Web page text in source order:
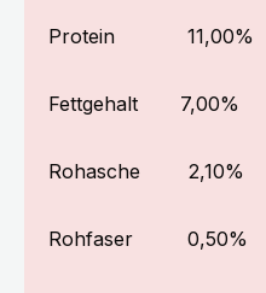
Protein 11,00%
Fettgehalt 7,00%
Rohasche 2,10%
Rohfaser 0,50%